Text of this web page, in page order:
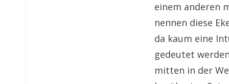
einem anderen
nennen diese
da kaum eine
gedeutet
mitten in der